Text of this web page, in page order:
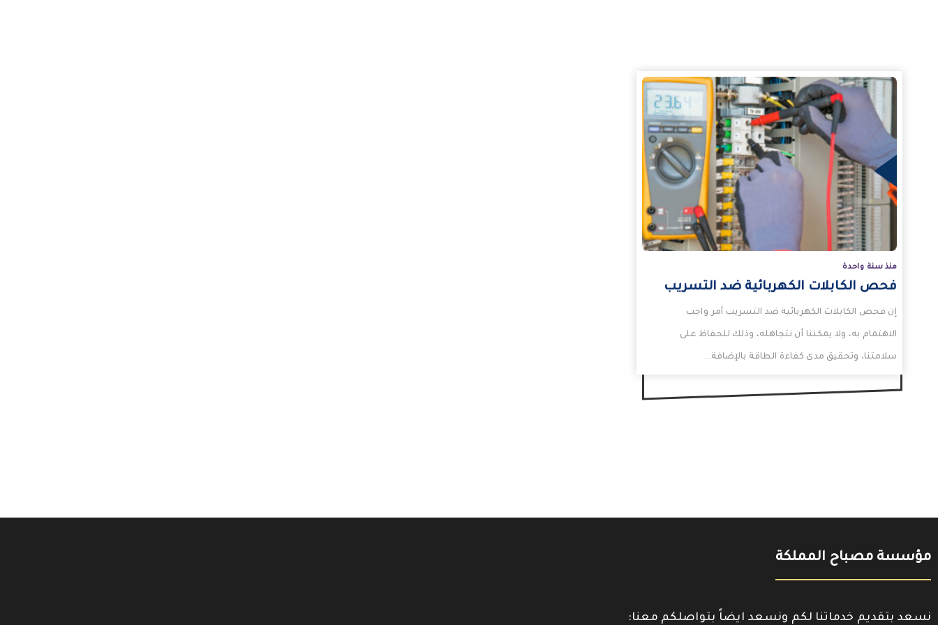
منذ سنة واحدة
فحص الكابلات الكهربائية ضد التسريب
إن فحص الكابلات الكهربائية ضد التسريب أمر واجب
الاهتمام به، ولا يمكننا أن نتجاهله، وذلك للحفاظ على
سلامتنا، وتحقيق مدى كفاءة الطاقة بالإضافة…
مؤسسة مصباح المملكة
نسعد بتقديم خدماتنا لكم ونسعد ايضاً بتواصلكم معنا: